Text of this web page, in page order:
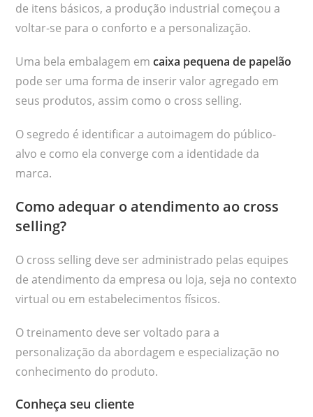
de itens básicos, a produção industrial começou a
voltar-se para o conforto e a personalização.
Uma bela embalagem emcaixa pequena de papelão
pode ser uma forma de inserir valor agregado em
seus produtos, assim como o cross selling.
O segredo é identificar a autoimagem do público-
alvo e como ela converge com a identidade da
marca.
Como adequar o atendimento ao cross
selling?
O cross selling deve ser administrado pelas equipes
de atendimento da empresa ou loja, seja no contexto
virtual ou em estabelecimentos físicos.
O treinamento deve ser voltado para a
personalização da abordagem e especialização no
conhecimento do produto.
Conheça seu cliente